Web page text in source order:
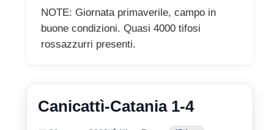
NOTE: Giornata primaverile, campo in
buone condizioni. Quasi 4000 tifosi
rossazzurri presenti.
Canicattì-Catania 1-4